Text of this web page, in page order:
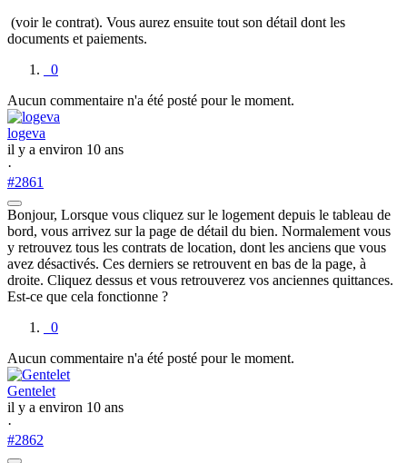
(voir le contrat). Vous aurez ensuite tout son détail dont les
documents et paiements.
0
Aucun commentaire n'a été posté pour le moment.
logeva
il y a environ 10 ans
·
#2861
Bonjour, Lorsque vous cliquez sur le logement depuis le tableau de
bord, vous arrivez sur la page de détail du bien. Normalement vous
y retrouvez tous les contrats de location, dont les anciens que vous
avez désactivés. Ces derniers se retrouvent en bas de la page, à
droite. Cliquez dessus et vous retrouverez vos anciennes quittances.
Est-ce que cela fonctionne ?
0
Aucun commentaire n'a été posté pour le moment.
Gentelet
il y a environ 10 ans
·
#2862